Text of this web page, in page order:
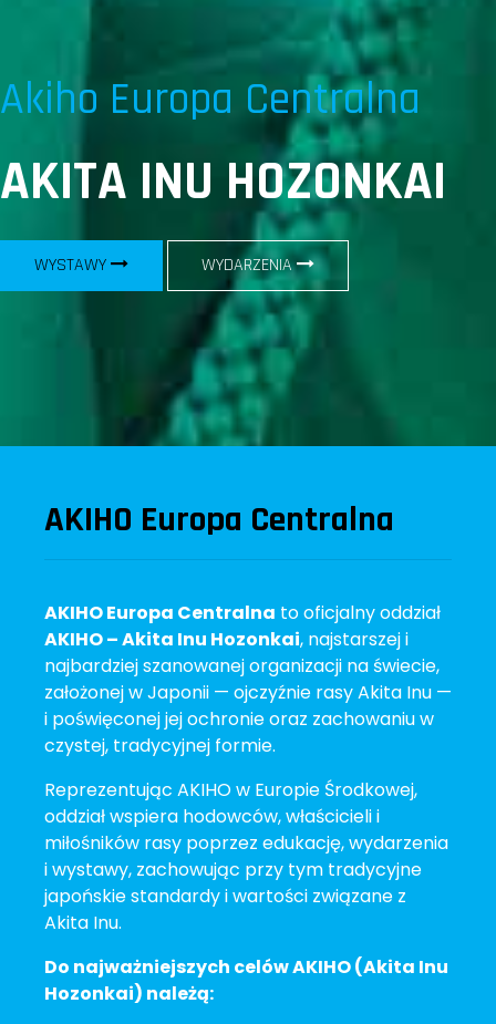
Akiho Europa Centralna
AKITA INU HOZONKAI
WYSTAWY WYDARZENIA
AKIHO Europa Centralna
AKIHO Europa Centralna to oficjalny oddział
AKIHO – Akita Inu Hozonkai, najstarszej i
najbardziej szanowanej organizacji na świecie,
założonej w Japonii — ojczyźnie rasy Akita Inu —
i poświęconej jej ochronie oraz zachowaniu w
czystej, tradycyjnej formie.
Reprezentując AKIHO w Europie Środkowej,
oddział wspiera hodowców, właścicieli i
miłośników rasy poprzez edukację, wydarzenia
i wystawy, zachowując przy tym tradycyjne
japońskie standardy i wartości związane z
Akita Inu.
Do najważniejszych celów AKIHO (Akita Inu
Hozonkai) należą: